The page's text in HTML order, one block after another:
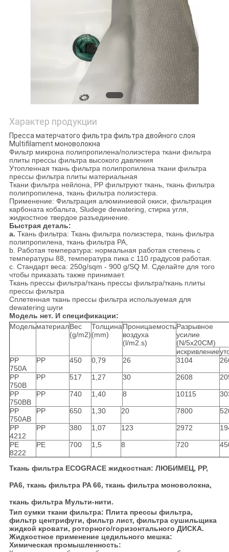
Характер продукции
Пресса матерчатого фильтра фильтра двойного слоя
Multifilament моноволокна
Фильтр микрона полипропилена/полиэстера ткани фильтра
плиты прессы фильтра высокого давления
Утопленная ткань фильтра полипропилена ткани фильтра
прессы фильтра плиты материальная
Ткани фильтра нейлона, PP фильтруют ткань, ткань фильтра
полипропилена, ткань фильтра полиэстера.
Применение: Фильтрация алюминиевой окиси, фильтрация
карбоната кобальта, Sludege dewatering, стирка угля,
жидкостное твердое разъединение.
Быстрая деталь:
a. Ткань фильтра: Ткань фильтра полиэстера, ткань фильтра
полипропилена, ткань фильтра PA,
b. Работая температура: нормальная работая степень c
температуры 88, температура пика c 110 градусов работая.
c. Стандарт веса: 250g/sqm - 900 g/SQ M. Сделайте для того
чтобы приказать также принимает.
Ткань прессы фильтра/ткань прессы фильтра/ткань плиты
прессы фильтра
Сплетенная ткань прессы фильтра используемая для
dewatering шуги
Модель нет. И спецификации:
МодельматериалВес
(g/m2)
Толщина
(mm)
Проницаемость
воздуха
(l/m2.s)
Разрывное
усилие
(N/5x20CM)
искривление
PP
750A
PP 450 0,79 26 3104
PP
750B
PP 517 1,27 30 2608
PP
750BB
PP 740 1,40 8 10115
PP
750AB
PP 650 1,30 20 7800
PP
4212
PP 380 1,07 123 2972
PE
8222
PE 700 1,5 8 720
Ткань фильтра ECOGRACE жидкостная: ЛЮБИМЕЦ, PP,
PA6, ткань фильтра PA 66, ткань фильтра моноволокна,
ткань фильтра Мульти-нити.
Тип сумки ткани фильтра: Плита прессы фильтра,
фильтр центрифуги, фильтр лист, фильтра сушильщика
жидкой кровати, роторного/горизонтального ДИСКА.
Жидкостное применение цедильного мешка:
Химическая промышленность: